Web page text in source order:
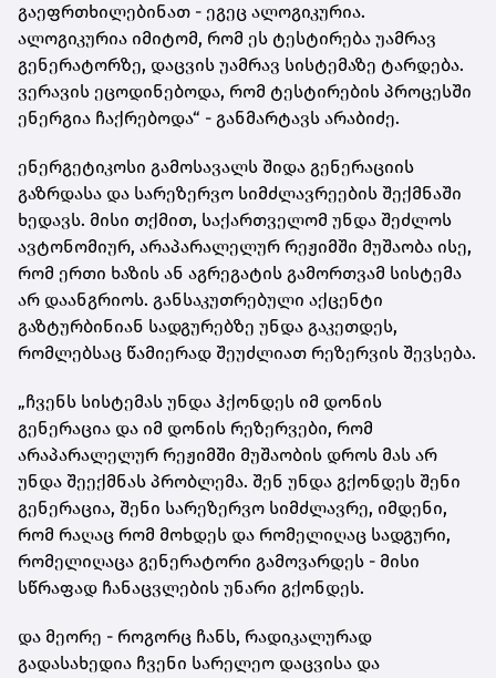
გაეფრთხილებინათ - ეგეც ალოგიკურია.
ალოგიკურია იმიტომ, რომ ეს ტესტირება უამრავ
გენერატორზე, დაცვის უამრავ სისტემაზე ტარდება.
ვერავის ეცოდინებოდა, რომ ტესტირების პროცესში
ენერგია ჩაქრებოდა“ - განმარტავს არაბიძე.
ენერგეტიკოსი გამოსავალს შიდა გენერაციის
გაზრდასა და სარეზერვო სიმძლავრეების შექმნაში
ხედავს. მისი თქმით, საქართველომ უნდა შეძლოს
ავტონომიურ, არაპარალელურ რეჟიმში მუშაობა ისე,
რომ ერთი ხაზის ან აგრეგატის გამორთვამ სისტემა
არ დაანგრიოს. განსაკუთრებული აქცენტი
გაზტურბინიან სადგურებზე უნდა გაკეთდეს,
რომლებსაც წამიერად შეუძლიათ რეზერვის შევსება.
„ჩვენს სისტემას უნდა ჰქონდეს იმ დონის
გენერაცია და იმ დონის რეზერვები, რომ
არაპარალელურ რეჟიმში მუშაობის დროს მას არ
უნდა შეექმნას პრობლემა. შენ უნდა გქონდეს შენი
გენერაცია, შენი სარეზერვო სიმძლავრე, იმდენი,
რომ რაღაც რომ მოხდეს და რომელიღაც სადგური,
რომელიღაცა გენერატორი გამოვარდეს - მისი
სწრაფად ჩანაცვლების უნარი გქონდეს.
და მეორე - როგორც ჩანს, რადიკალურად
გადასახედია ჩვენი სარელეო დაცვისა და